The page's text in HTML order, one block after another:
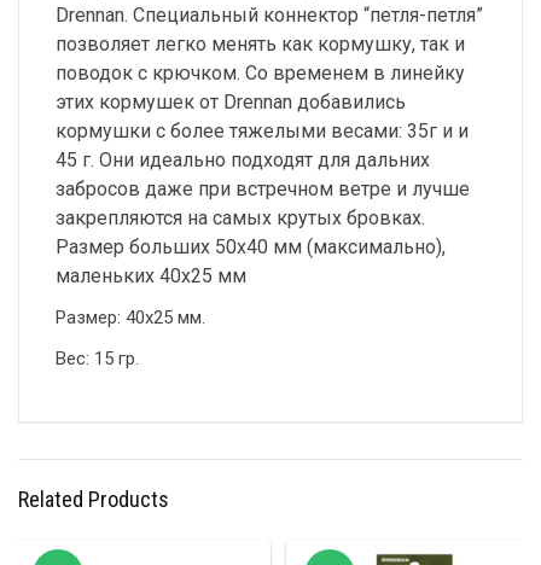
Drennan. Специальный коннектор “петля-петля”
позволяет легко менять как кормушку, так и
поводок с крючком. Со временем в линейку
этих кормушек от Drennan добавились
кормушки с более тяжелыми весами: 35г и и
45 г. Они идеально подходят для дальних
забросов даже при встречном ветре и лучше
закрепляются на самых крутых бровках.
Размер больших 50х40 мм (максимально),
маленьких 40х25 мм
Размер: 40х25 мм.
Вес: 15 гр.
Related Products